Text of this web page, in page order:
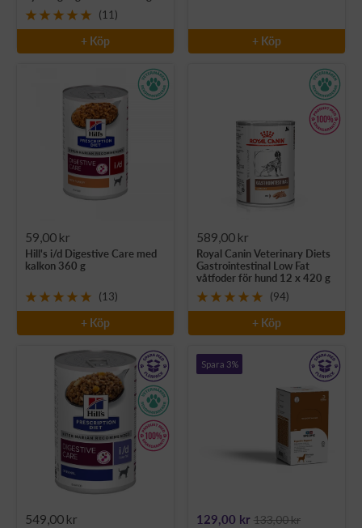
(11)
+ Köp + Köp
Rea-
pris
59,00 kr
Hill's i/d Digestive Care med
kalkon 360 g
(13)
+ Köp
Rea-
pris
589,00 kr
Royal Canin Veterinary Diets
Gastrointestinal Low Fat
våtfoder för hund 12 x 420 g
(94)
+ Köp
Rea-
549,00 kr
Spara 3%
Rea-
129,00 kr 133,00 kr